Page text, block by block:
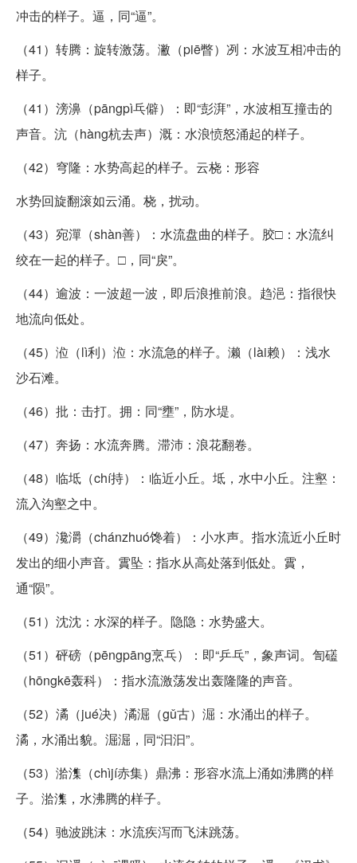
冲击的样子。逼，同“逼”。
（41）转腾：旋转激荡。潎（piē瞥）冽：水波互相冲击的
样子。
（41）滂濞（pāngpì乓僻）：即“彭湃”，水波相互撞击的
声音。沆（hàng杭去声）溉：水浪愤怒涌起的样子。
（42）穹隆：水势高起的样子。云桡：形容
水势回旋翻滚如云涌。桡，扰动。
（43）宛潬（shàn善）：水流盘曲的样子。胶□：水流纠
绞在一起的样子。□，同“戾”。
（44）逾波：一波超一波，即后浪推前浪。趋浥：指很快
地流向低处。
（45）涖（lì利）涖：水流急的样子。濑（lài赖）：浅水
沙石滩。
（46）批：击打。拥：同“壅”，防水堤。
（47）奔扬：水流奔腾。滞沛：浪花翻卷。
（48）临坻（chí持）：临近小丘。坻，水中小丘。注壑：
流入沟壑之中。
（49）瀺灂（chánzhuó馋着）：小水声。指水流近小丘时
发出的细小声音。霣坠：指水从高处落到低处。霣，
通“陨”。
（51）沈沈：水深的样子。隐隐：水势盛大。
（51）砰磅（pēngpāng烹乓）：即“乒乓”，象声词。訇礚
（hōngkē轰科）：指水流激荡发出轰隆隆的声音。
（52）潏（jué决）潏淈（gǔ古）淈：水涌出的样子。
潏，水涌出貌。淈淈，同“汩汩”。
（53）湁潗（chìjí赤集）鼎沸：形容水流上涌如沸腾的样
子。湁潗，水沸腾的样子。
（54）驰波跳沫：水流疾泻而飞沫跳荡。